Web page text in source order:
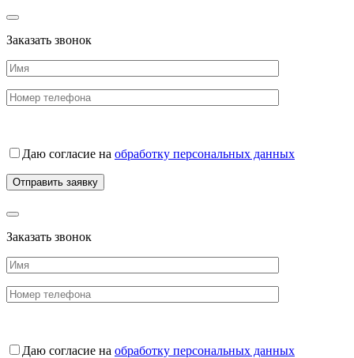
Заказать звонок
Даю согласие на обработку персональных данных
Заказать звонок
Даю согласие на обработку персональных данных